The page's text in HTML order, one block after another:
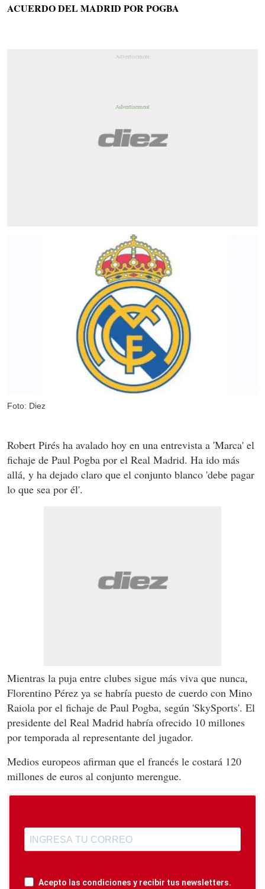
ACUERDO DEL MADRID POR POGBA
Foto: Diez
Robert Pirés ha avalado hoy en una entrevista a 'Marca' el
fichaje de Paul Pogba por el Real Madrid. Ha ido más
allá, y ha dejado claro que el conjunto blanco 'debe pagar
lo que sea por él'.
Mientras la puja entre clubes sigue más viva que nunca,
Florentino Pérez ya se habría puesto de cuerdo con Mino
Raiola por el fichaje de Paul Pogba, según 'SkySports'. El
presidente del Real Madrid habría ofrecido 10 millones
por temporada al representante del jugador.
Medios europeos afirman que el francés le costará 120
millones de euros al conjunto merengue.
Acepto las condiciones y recibir tus newsletters.